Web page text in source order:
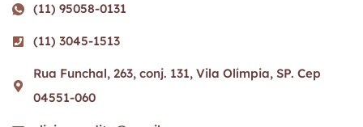
(11) 95058-0131
(11) 3045-1513
Rua Funchal, 263, conj. 131, Vila Olímpia, SP. Cep
04551-060